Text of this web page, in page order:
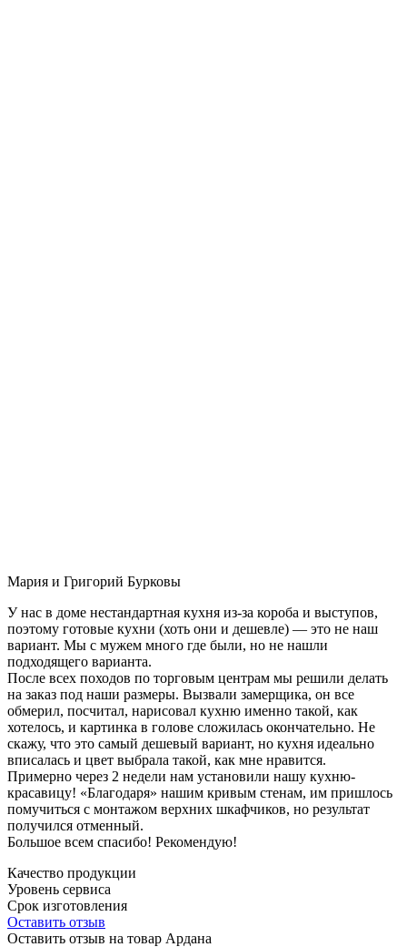
Мария и Григорий Бурковы
У нас в доме нестандартная кухня из-за короба и выступов,
поэтому готовые кухни (хоть они и дешевле) — это не наш
вариант. Мы с мужем много где были, но не нашли
подходящего варианта.
После всех походов по торговым центрам мы решили делать
на заказ под наши размеры. Вызвали замерщика, он все
обмерил, посчитал, нарисовал кухню именно такой, как
хотелось, и картинка в голове сложилась окончательно. Не
скажу, что это самый дешевый вариант, но кухня идеально
вписалась и цвет выбрала такой, как мне нравится.
Примерно через 2 недели нам установили нашу кухню-
красавицу! «Благодаря» нашим кривым стенам, им пришлось
помучиться с монтажом верхних шкафчиков, но результат
получился отменный.
Большое всем спасибо! Рекомендую!
Качество продукции
Уровень сервиса
Срок изготовления
Оставить отзыв
Оставить отзыв на товар Ардана